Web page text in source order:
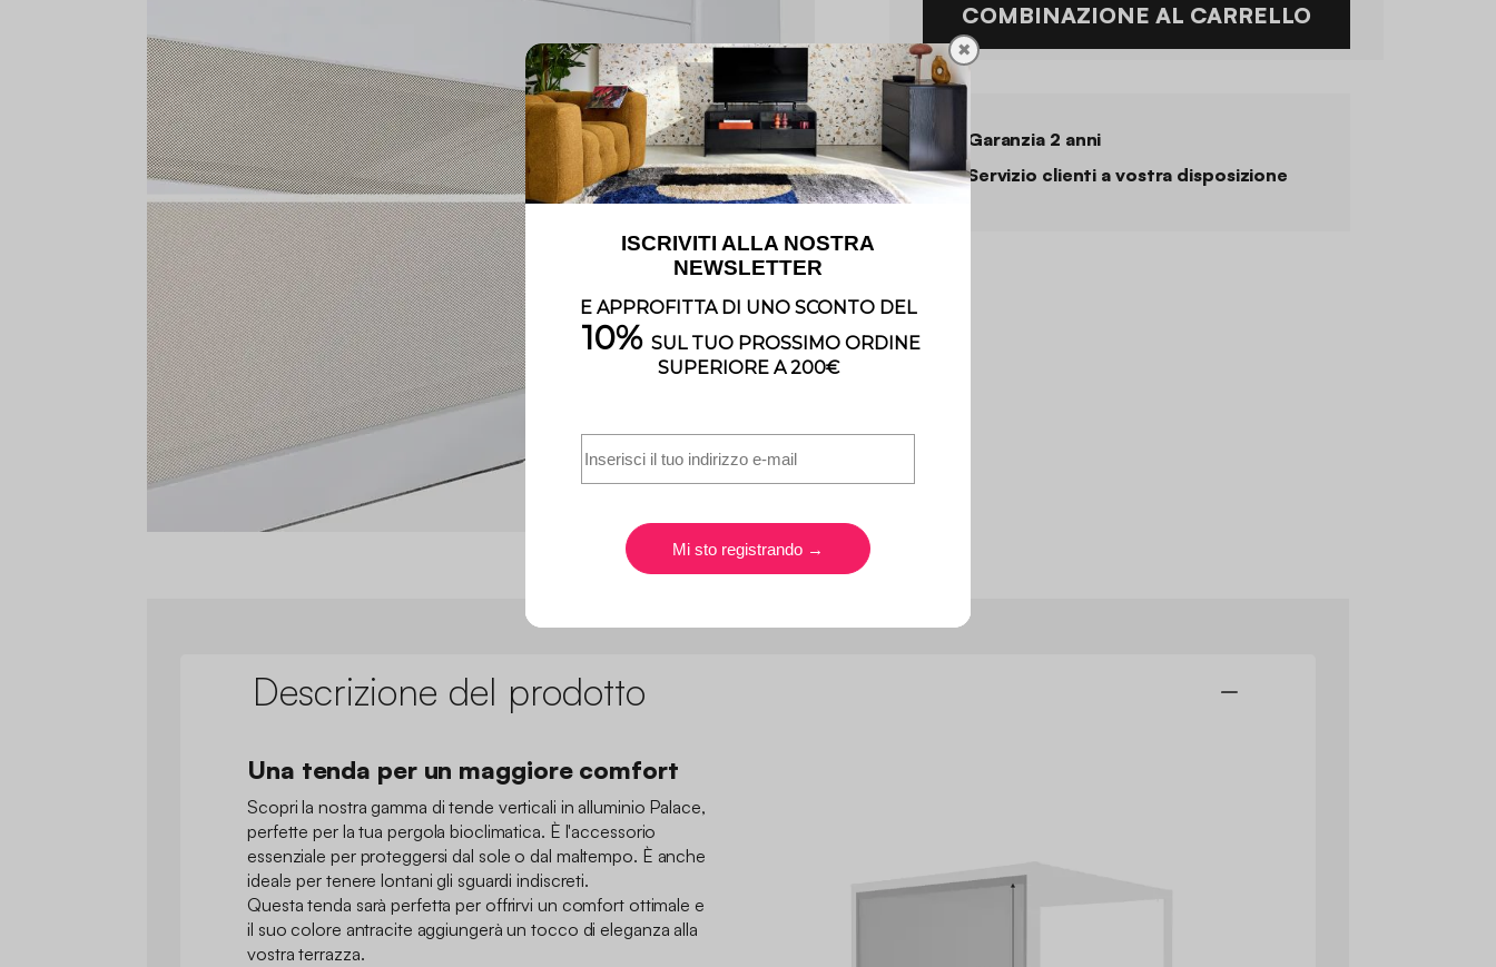
COMBINAZIONE AL CARRELLO
Garanzia 2 anni
Servizio clienti a vostra disposizione
Descrizione del prodotto
Una tenda per un maggiore comfort
Scopri la nostra gamma di tende verticali in alluminio Palace,
perfette per la tua pergola bioclimatica. È l'accessorio
essenziale per proteggersi dal sole o dal maltempo. È anche
ideale per tenere lontani gli sguardi indiscreti.
Questa tenda sarà perfetta per offrirvi un comfort ottimale e
il suo colore antracite aggiungerà un tocco di eleganza alla
vostra terrazza.
✖